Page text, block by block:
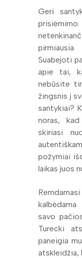
Geri
Suabejoti
apie tai,
nebūsite
žingsnis į
santykiai?
noras,
skiriasi
požymiai
laikas juos
savo
Turecki
paneigia
atskleidžia,